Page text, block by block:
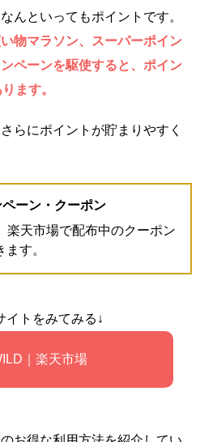
んといってもポイントです。
物マラソン、スーパーポイン
ペーンを駆使すると、ポイン
ます。
らにポイントが貯まりやすく
ーン・クーポン
楽天市場で配布中のクーポン
す。
イトをみてみる↓
｜楽天市場